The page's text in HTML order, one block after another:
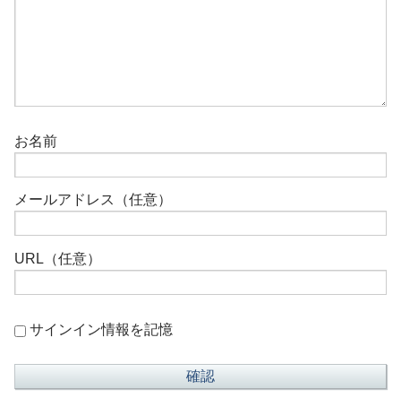
お名前
メールアドレス（任意）
URL（任意）
サインイン情報を記憶